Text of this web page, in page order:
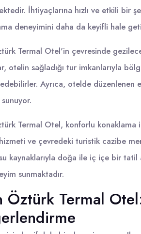
İhtiyaçlarına hızlı ve etkili bir
deneyimini daha da keyifli hale
Termal Otel'in çevresinde
otelin sağladığı tur imkanlarıyla
Ayrıca, otelde
Termal Otel, konforlu konaklama
ve çevredeki turistik cazibe
kaynaklarıyla doğa ile iç içe bir
sunmaktadır.
Öztürk Termal